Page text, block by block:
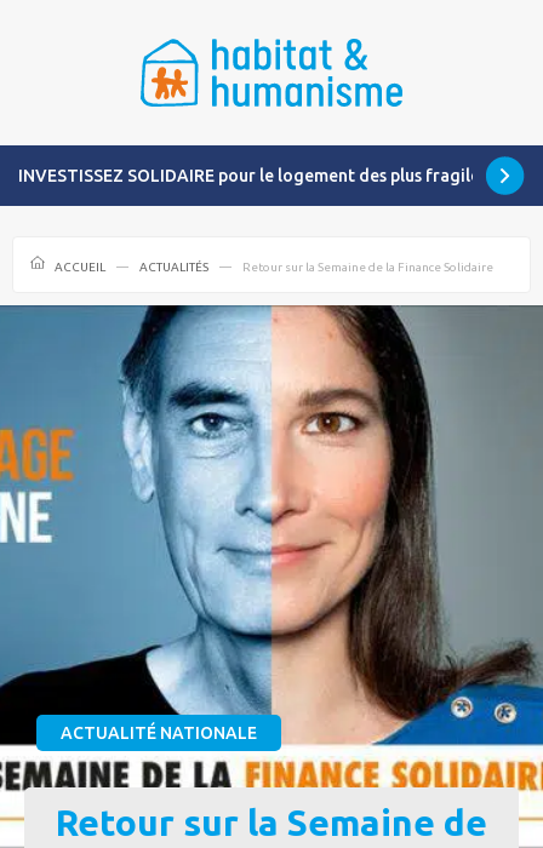
INVESTISSEZ SOLIDAIRE pour le logement des plus fragiles
ACCUEIL ACTUALITÉS Retour sur la Semaine de la Finance Solidaire
ACTUALITÉ NATIONALE
Retour sur la Semaine de